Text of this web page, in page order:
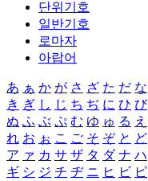
단위기호
일반기호
로마자
아랍어
あ ぁ か が さ ざ た だ な
き ぎ し じ ち ぢ に ひ び
ぬ ふ ぶ ぷ む ゆ ゅ る え
れ お ぉ こ ご そ ぞ と ど
ア ァ カ サ ザ タ ダ ナ ハ
ギ シ ジ チ ヂ ニ ヒ ビ ピ